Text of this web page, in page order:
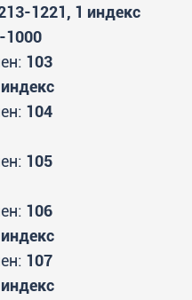
1221, 1 индекс
1000
103
104
105
106
107